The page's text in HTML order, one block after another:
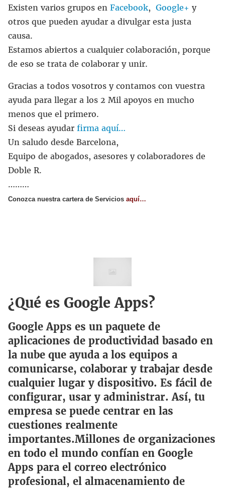
Existen varios grupos en Facebook, Google+ y
otros que pueden ayudar a divulgar esta justa
causa.
Estamos abiertos a cualquier colaboración, porque
de eso se trata de colaborar y unir.
Gracias a todos vosotros y contamos con vuestra
ayuda para llegar a los 2 Mil apoyos en mucho
menos que el primero.
Si deseas ayudar firma aquí…
Un saludo desde Barcelona,
Equipo de abogados, asesores y colaboradores de
Doble R.
………
Conozca nuestra cartera de Servicios aquí…
¿Qué es Google Apps?
Google Apps es un paquete de
aplicaciones de productividad basado en
la nube que ayuda a los equipos a
comunicarse, colaborar y trabajar desde
cualquier lugar y dispositivo. Es fácil de
configurar, usar y administrar. Así, tu
empresa se puede centrar en las
cuestiones realmente
importantes.Millones de organizaciones
en todo el mundo confían en Google
Apps para el correo electrónico
profesional, el almacenamiento de